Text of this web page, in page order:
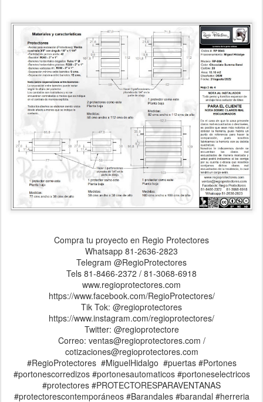
Compra tu proyecto en Regio Protectores
Whatsapp 81-2636-2823
Telegram @RegioProtectores
Tels 81-8466-2372 / 81-3068-6918
www.regioprotectores.com
https://www.facebook.com/RegioProtectores/
Tik Tok: @regioprotectores
https://www.instagram.com/regioprotectores/
Twitter: @regioprotectore
Correo: ventas@regioprotectores.com /
cotizaciones@regioprotectores.com
#RegioProtectores #MiguelHidalgo #puertas #Portones
#portonescorredizos #portonesautomaticos #portoneselectricos
#protectores #PROTECTORESPARAVENTANAS
#protectorescontemporáneos #Barandales #barandal #herreria